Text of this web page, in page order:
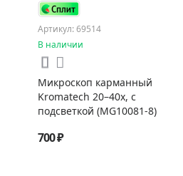
Артикул: 69514
В наличии
Микроскоп карманный
Kromatech 20–40x, с
подсветкой (MG10081-8)
700 ₽